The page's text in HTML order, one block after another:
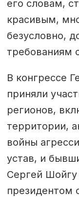
его словам,
красивым,
безусловно,
требованиям
В конгрессе
приняли
регионов,
территории,
войны
устав, и
Сергей
президентом